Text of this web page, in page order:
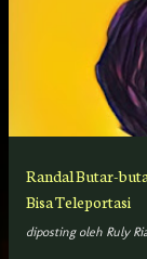
Randal Butar-
Bisa Teleportasi
diposting oleh Ruly